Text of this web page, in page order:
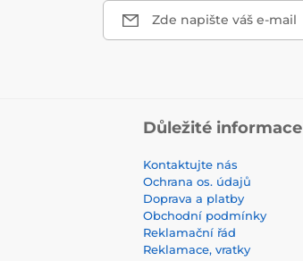
Zde napište váš e-mail
Důležité informace
Kontaktujte nás
Ochrana os. údajů
Doprava a platby
Obchodní podmínky
Reklamační řád
Reklamace, vratky